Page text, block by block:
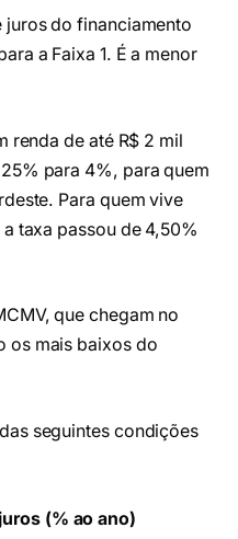
juros do financiamento
a Faixa 1. É a menor
renda de até R$ 2 mil
para 4%, para quem
Para quem vive
taxa passou de 4,50%
que chegam no
os mais baixos do
seguintes condições
(% ao ano)